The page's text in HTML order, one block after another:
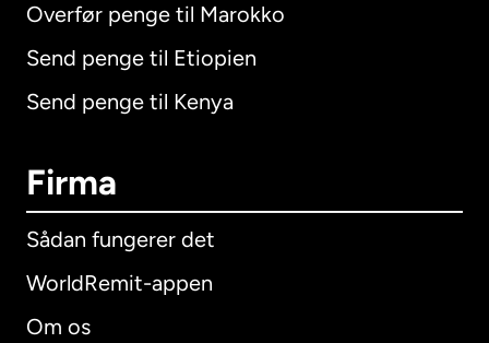
Overfør penge til Marokko
Send penge til Etiopien
Send penge til Kenya
Firma
Sådan fungerer det
WorldRemit-appen
Om os